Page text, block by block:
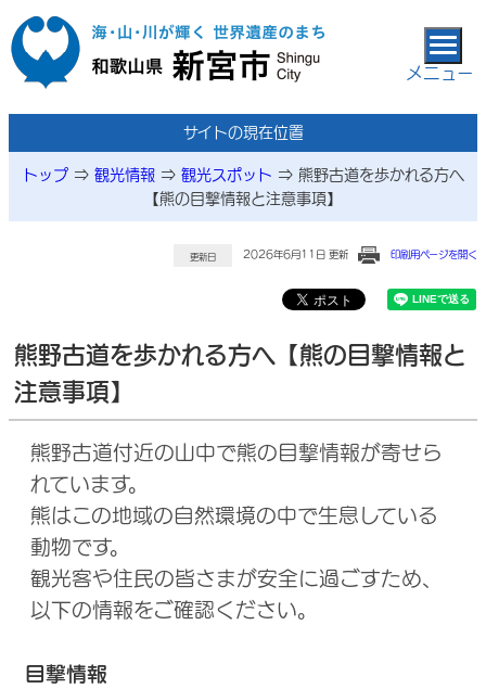
本文へ移動
メニュー
サイトの現在位置
トップ⇒ 観光情報⇒ 観光スポット ⇒ 熊野古道を歩かれる方へ
【熊の目撃情報と注意事項】
更新日 2026年6月11日 更新 印刷用ページを開く
熊野古道を歩かれる方へ【熊の目撃情報と
注意事項】
熊野古道付近の山中で熊の目撃情報が寄せら
れています。
熊はこの地域の自然環境の中で生息している
動物です。
観光客や住民の皆さまが安全に過ごすため、
以下の情報をご確認ください。
目撃情報